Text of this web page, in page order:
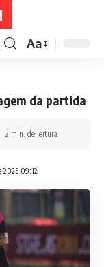
Aa
da partida
2025 09:12
2 min. de leitura